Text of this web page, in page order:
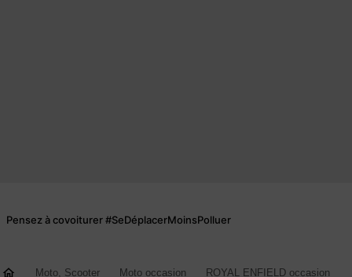
Pensez à covoiturer #SeDéplacerMoinsPolluer
Moto, Scooter Moto occasion
ROYAL ENFIELD occasion